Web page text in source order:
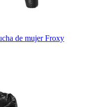
de mujer Froxy